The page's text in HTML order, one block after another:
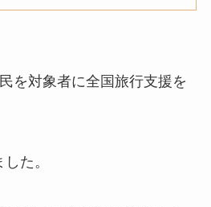
を対象者に全国旅行支援を
た。